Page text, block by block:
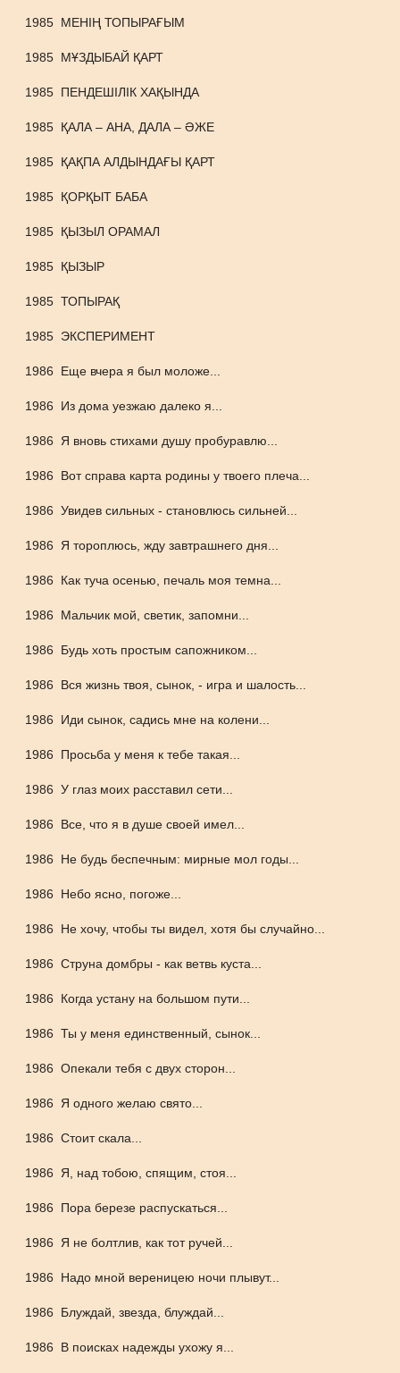
1985 МЕНІҢ ТОПЫРАҒЫМ
1985 МҰЗДЫБАЙ ҚАРТ
1985 ПЕНДЕШІЛІК ХАҚЫНДА
1985 ҚАЛА – АНА, ДАЛА – ӘЖЕ
1985 ҚАҚПА АЛДЫНДАҒЫ ҚАРТ
1985 ҚОРҚЫТ БАБА
1985 ҚЫЗЫЛ ОРАМАЛ
1985 ҚЫЗЫР
1985 ТОПЫРАҚ
1985 ЭКСПЕРИМЕНТ
1986 Еще вчера я был моложе...
1986 Из дома уезжаю далеко я...
1986 Я вновь стихами душу пробуравлю...
1986 Вот справа карта родины у твоего плеча...
1986 Увидев сильных - становлюсь сильней...
1986 Я тороплюсь, жду завтрашнего дня...
1986 Как туча осенью, печаль моя темна...
1986 Мальчик мой, светик, запомни...
1986 Будь хоть простым сапожником...
1986 Вся жизнь твоя, сынок, - игра и шалость...
1986 Иди сынок, садись мне на колени...
1986 Просьба у меня к тебе такая...
1986 У глаз моих расставил сети...
1986 Все, что я в душе своей имел...
1986 Не будь беспечным: мирные мол годы...
1986 Небо ясно, погоже...
1986 Не хочу, чтобы ты видел, хотя бы случайно...
1986 Струна домбры - как ветвь куста...
1986 Когда устану на большом пути...
1986 Ты у меня единственный, сынок...
1986 Опекали тебя с двух сторон...
1986 Я одного желаю свято...
1986 Стоит скала...
1986 Я, над тобою, спящим, стоя...
1986 Пора березе распускаться...
1986 Я не болтлив, как тот ручей...
1986 Надо мной вереницею ночи плывут...
1986 Блуждай, звезда, блуждай...
1986 В поисках надежды ухожу я...